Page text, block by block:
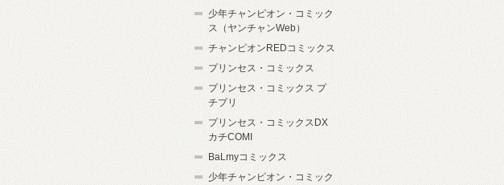
少年チャンピオン・コミック
ス（ヤンチャンWeb）
チャンピオンREDコミックス
プリンセス・コミックス
プリンセス・コミックス プ
チプリ
プリンセス・コミックスDX
カチCOMI
BaLmyコミックス
少年チャンピオン・コミック